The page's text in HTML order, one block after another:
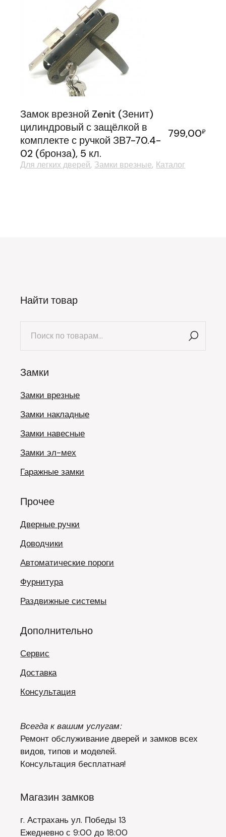
Замок врезной Zenit (Зенит)
цилиндровый с защёлкой в
комплекте с ручкой ЗВ7-70.4-
02 (бронза), 5 кл.
799,00₽
Для легких дверей Замки врезные Каталог
Найти товар
Замки
Замки врезные
Замки накладные
Замки навесные
Замки эл-мех
Гаражные замки
Прочее
Дверные ручки
Доводчики
Автоматические пороги
Фурнитура
Раздвижные системы
Дополнительно
Сервис
Доставка
Консультация
Всегда к вашим услугам:
Ремонт обслуживание дверей и замков всех
видов, типов и моделей.
Консультация бесплатная!
Магазин замков
г. Астрахань ул. Победы 13
Ежедневно с 9:00 до 18:00